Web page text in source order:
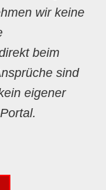
wir keine
beim
sind
eigener